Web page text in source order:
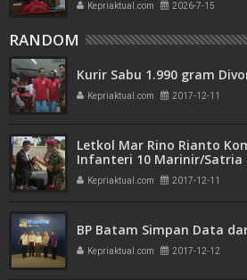
Kepriaktual.com 2026-7-15
RANDOM
Kurir Sabu 1.990 gram
Kepriaktual.com 2017-12-11
Letkol Mar Rino Rianto
Infanteri 10 Marinir/Satria
Kepriaktual.com 2017-12-11
BP Batam Simpan Data
Kepriaktual.com 2017-12-12